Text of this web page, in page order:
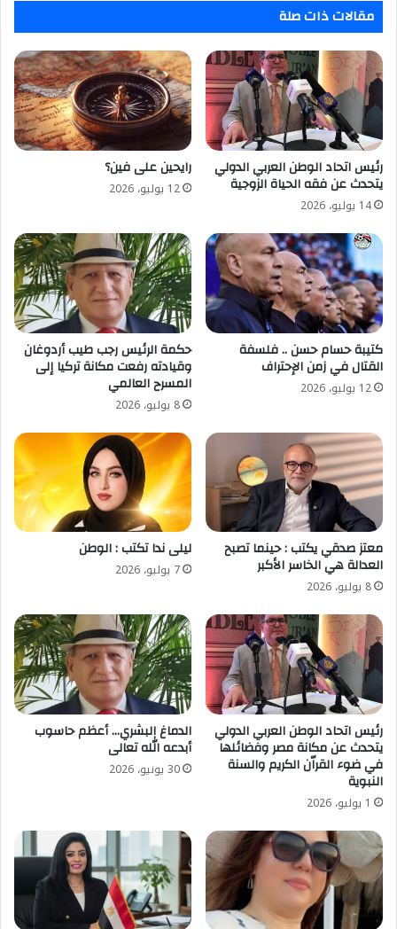
الجديد
مقالات ذات صلة
رئيس اتحاد الوطن العربي الدولي
يتحدث عن فقه الحياة الزوجية
14 يوليو، 2026
رايحين على فين؟
12 يوليو، 2026
كتيبة حسام حسن .. فلسفة
القتال في زمن الإحتراف
12 يوليو، 2026
حكمة الرئيس رجب طيب أردوغان
وقيادته رفعت مكانة تركيا إلى
المسرح العالمي
8 يوليو، 2026
معتز صدقي يكتب : حينما تصبح
العدالة هي الخاسر الأكبر
8 يوليو، 2026
ليلى ندا تكتب : الوطن
7 يوليو، 2026
رئيس اتحاد الوطن العربي الدولي
يتحدث عن مكانة مصر وفضائلها
في ضوء القراّن الكريم والسنة
النبوية
1 يوليو، 2026
الدماغ البشري… أعظم حاسوب
أبدعه الله تعالى
30 يونيو، 2026